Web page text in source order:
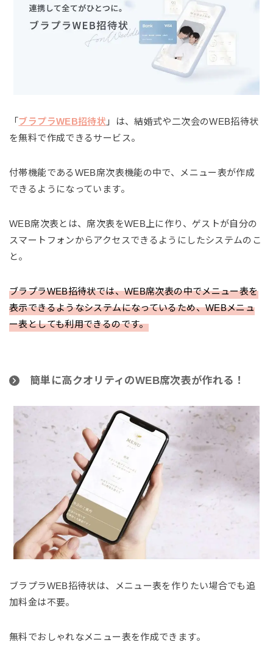
「 ブラプラWEB招待状 」は、結婚式や二次会のWEB招待状
を無料で作成できるサービス。
付帯機能であるWEB席次表機能の中で、メニュー表が作成
できるようになっています。
WEB席次表とは、席次表をWEB上に作り、ゲストが自分の
スマートフォンからアクセスできるようにしたシステムのこ
と。
ブラプラWEB招待状では、WEB席次表の中でメニュー表を
表示できるようなシステムになっているため、WEBメニュ
ー表としても利用できるのです。
簡単に高クオリティのWEB席次表が作れる！
ブラプラWEB招待状は、メニュー表を作りたい場合でも追
加料金は不要。
無料でおしゃれなメニュー表を作成できます。